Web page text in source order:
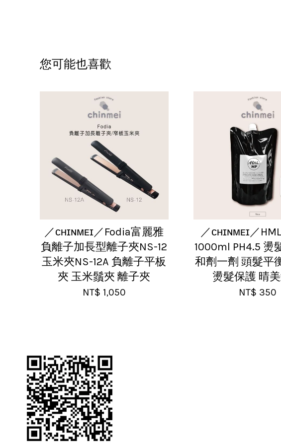
您可能也喜歡
／ᴄʜɪɴᴍᴇɪ／Fodia富麗雅
負離子加長型離子夾NS-12
玉米夾NS-12A 負離子平板
夾 玉米鬚夾 離子夾
NT$ 1,050
／ᴄʜɪɴᴍᴇɪ／
1000ml PH4.5 燙
和劑一劑 頭髮平
燙髮保護 晴
NT$ 350